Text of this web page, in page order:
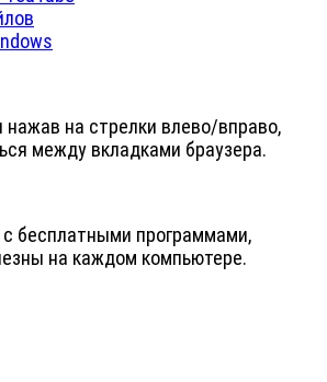
на стрелки влево/вправо,
между вкладками браузера.
бесплатными программами,
на каждом компьютере.